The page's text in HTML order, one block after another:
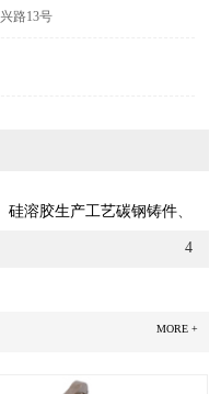
路13号
硅溶胶生产工艺碳钢铸件、
4
MORE +